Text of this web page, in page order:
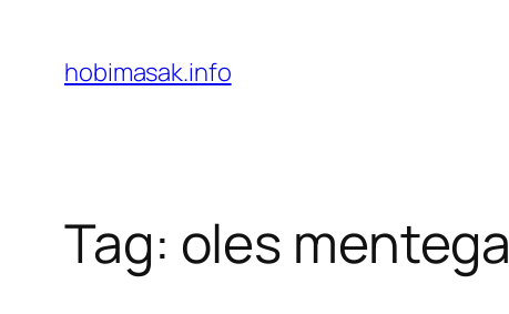
content
hobimasak.info
Tag: oles mentega